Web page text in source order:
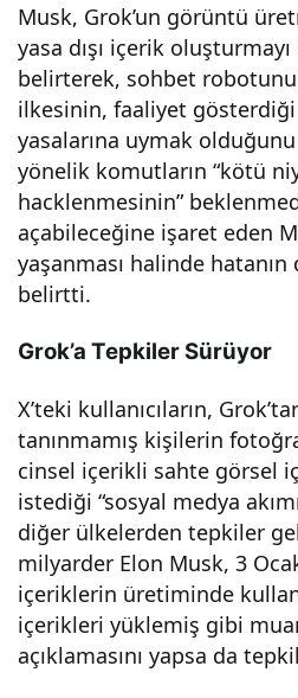
Musk, Grok’un görüntü
yasa dışı içerik
belirterek, sohbet
ilkesinin, faaliyet
yasalarına uymak
yönelik komutların “kötü
hacklenmesinin”
açabileceğine işaret eden
yaşanması halinde
belirtti.
Grok’a Tepkiler Sürüyor
X’teki kullanıcıların,
tanınmamış kişilerin
cinsel içerikli sahte görsel
istediği “sosyal medya
diğer ülkelerden tepkiler
milyarder Elon Musk, 3
içeriklerin üretiminde
içerikleri yüklemiş gibi
açıklamasını yapsa da
olm
adığ
ını
iddi
a
etti!
Ska
ndal
ın
per